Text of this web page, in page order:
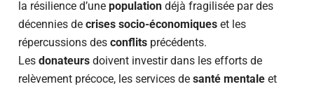
la résilience d’une population déjà fragilisée par des
décennies de crises socio-économiques et les
répercussions des conflits précédents.
Les donateurs doivent investir dans les efforts de
relèvement précoce, les services de santé mentale et